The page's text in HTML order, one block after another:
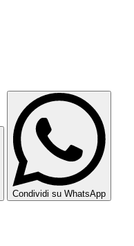
Condividi su WhatsApp